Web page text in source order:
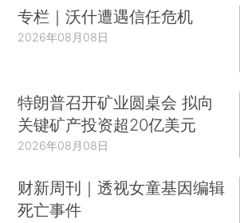
专栏｜沃什遭遇信任危机
2026年08月08日
特朗普召开矿业圆桌会 拟向
关键矿产投资超20亿美元
2026年08月08日
财新周刊｜透视女童基因编辑
死亡事件